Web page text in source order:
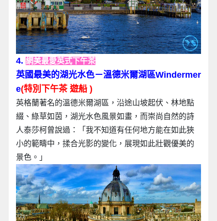
4. 網美最愛英式下午茶
英國最美的湖光水色－溫德米爾湖區Windermer
e(特別下午茶 遊船 )
英格蘭著名的溫德米爾湖區，沿途山坡起伏、林地點
綴、綠草如茵，湖光水色風景如畫，而崇尚自然的詩
人泰莎柯曾說過：「我不知道有任何地方能在如此狹
小的範疇中，揉合光影的變化，展現如此壯觀優美的
景色。」